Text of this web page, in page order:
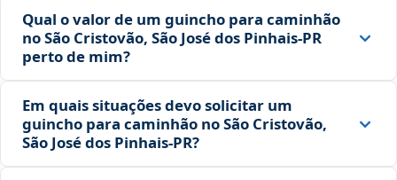
Qual o valor de um guincho para caminhão
no São Cristovão, São José dos Pinhais‑PR
perto de mim?
Em quais situações devo solicitar um
guincho para caminhão no São Cristovão,
São José dos Pinhais‑PR?